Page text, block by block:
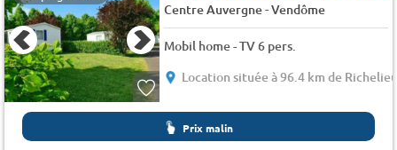
Centre Auvergne-Vendôme
Mobil home - TV 6 pers.
Location située à 96.4 km de
Prix malin